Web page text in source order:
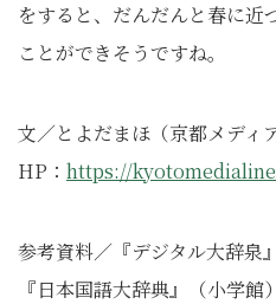
をすると、だんだんと春に近
ことができそうですね。
文／とよだまほ（京都メディ
HP： https://
参考資料／『デジタル大辞泉
『日本国語大辞典』（小学館）